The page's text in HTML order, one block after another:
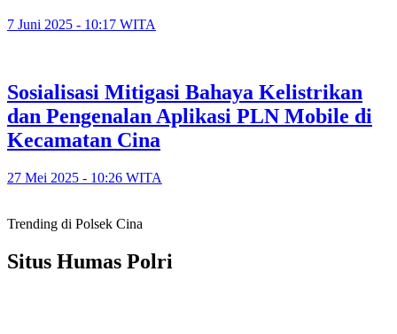
7 Juni 2025 - 10:17 WITA
Sosialisasi Mitigasi Bahaya Kelistrikan
dan Pengenalan Aplikasi PLN Mobile di
Kecamatan Cina
27 Mei 2025 - 10:26 WITA
Trending di Polsek Cina
Situs Humas Polri